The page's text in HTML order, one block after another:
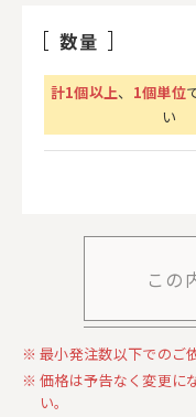
数量
計1個以上、 1個単位
い
この
最小発注数以下でのご
価格は予告なく変更に
い。